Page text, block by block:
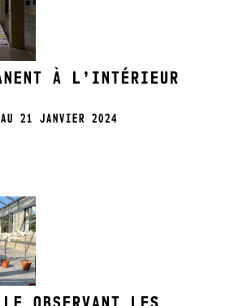
À L’INTÉRIEUR
21 JANVIER 2024
OBSERVANT LES